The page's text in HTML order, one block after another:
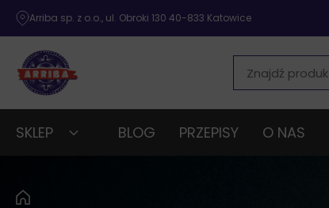
Arriba sp. z o.o., ul. Obroki 130 40-833 Katowice
SKLEP BLOG PRZEPISY O NAS